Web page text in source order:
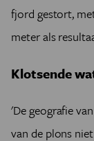
fjord gestort,
meter als
Klotsende
'De geografie
van de plons